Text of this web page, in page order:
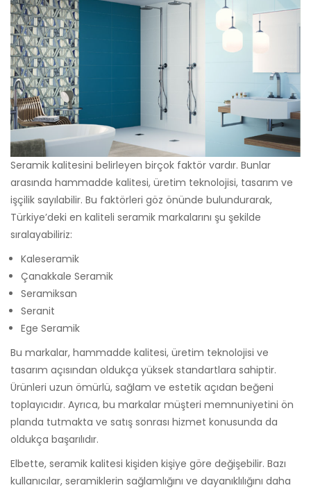
Seramik kalitesini belirleyen birçok faktör vardır. Bunlar
arasında hammadde kalitesi, üretim teknolojisi, tasarım ve
işçilik sayılabilir. Bu faktörleri göz önünde bulundurarak,
Türkiye’deki en kaliteli seramik markalarını şu şekilde
sıralayabiliriz:
Kaleseramik
Çanakkale Seramik
Seramiksan
Seranit
Ege Seramik
Bu markalar, hammadde kalitesi, üretim teknolojisi ve
tasarım açısından oldukça yüksek standartlara sahiptir.
Ürünleri uzun ömürlü, sağlam ve estetik açıdan beğeni
toplayıcıdır. Ayrıca, bu markalar müşteri memnuniyetini ön
planda tutmakta ve satış sonrası hizmet konusunda da
oldukça başarılıdır.
Elbette, seramik kalitesi kişiden kişiye göre değişebilir. Bazı
kullanıcılar, seramiklerin sağlamlığını ve dayanıklılığını daha